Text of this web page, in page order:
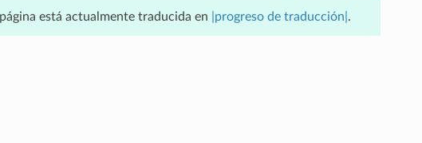
está actualmente traducida en |progreso de traducción| .